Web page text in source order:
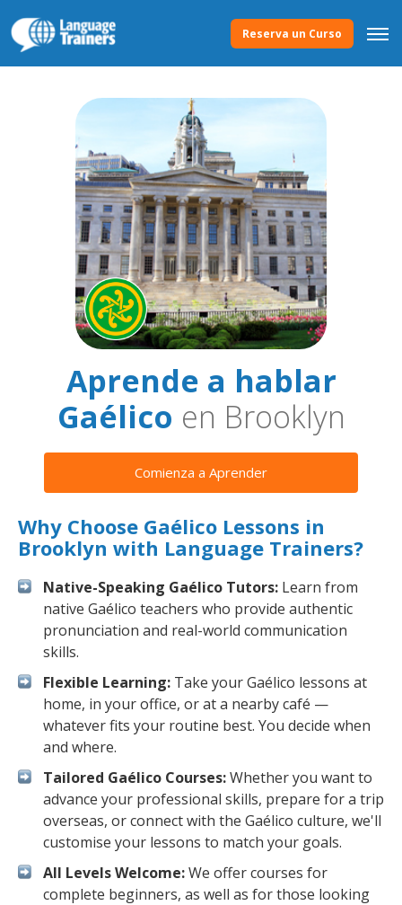
Reserva un Curso
Aprende a hablar
Gaélico en Brooklyn
Comienza a Aprender
Why Choose Gaélico Lessons in
Brooklyn with Language Trainers?
Native-Speaking Gaélico Tutors: Learn from
native Gaélico teachers who provide authentic
pronunciation and real-world communication
skills.
Flexible Learning: Take your Gaélico lessons at
home, in your office, or at a nearby café —
whatever fits your routine best. You decide when
and where.
Tailored Gaélico Courses:Whether you want to
advance your professional skills, prepare for a trip
overseas, or connect with the Gaélico culture, we'll
customise your lessons to match your goals.
All Levels Welcome:We offer courses for
complete beginners, as well as for those looking